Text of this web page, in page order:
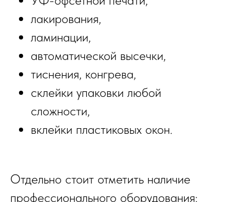
лакирования,
ламинации,
автоматической высечки,
тиснения, конгрева,
склейки упаковки любой
сложности,
вклейки пластиковых окон.
Отдельно стоит отметить наличие
профессионального оборудования: